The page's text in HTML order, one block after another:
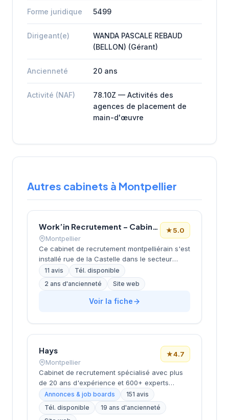
Forme juridique 5499
Dirigeant(e)
WANDA PASCALE REBAUD
(BELLON) (Gérant)
Ancienneté 20 ans
Activité (NAF)
78.10Z — Activités des
agences de placement de
main-d'œuvre
Autres cabinets à Montpellier
Work’in Recrutement – Cabinet de recrutement informatique à Montpellier
Montpellier
★5.0
Ce cabinet de recrutement montpelliérain s'est
installé rue de la Castelle dans le secteur
dynamique de la métropole. La structure
développe ses activités de conseil en
recrutement en s'appuyant sur une approche
personnalisée et des outils digitaux modernes.
le cabinet témoigne d'un niveau de
satisfaction élevé de sa clientèle.
11 avis
Tél. disponible
2 ans d'ancienneté
Site web
Voir la fiche
Hays
Montpellier
★4.7
Cabinet de recrutement spécialisé avec plus
de 20 ans d'expérience et 600+ experts
répartis dans 17 bureaux en France. Propose
des services de recrutement
CDI/CDD/freelance, études de rémunérations
Annonces & job boards
151 avis
Tél. disponible
19 ans d'ancienneté